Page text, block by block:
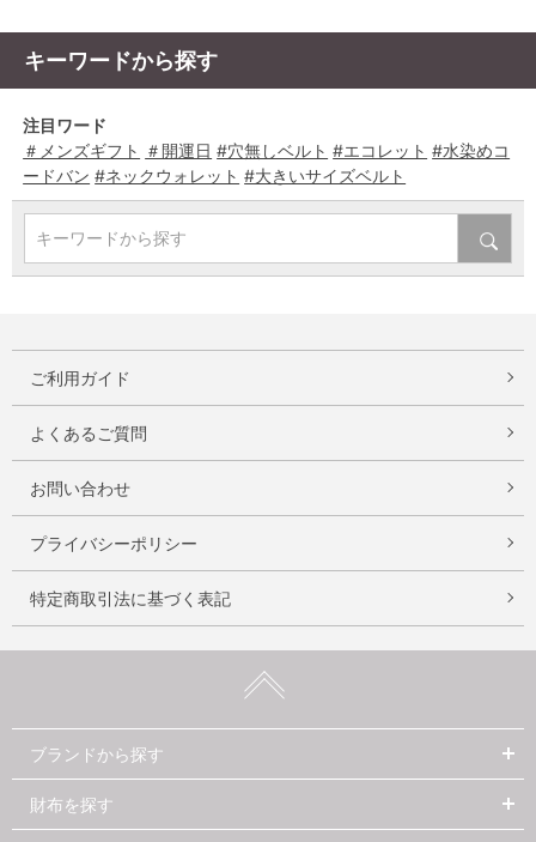
キーワードから探す
注目ワード
＃メンズギフト ＃開運日 #穴無しベルト #エコレット #水染めコ
ードバン #ネックウォレット #大きいサイズベルト
キーワードから探す
ご利用ガイド
よくあるご質問
お問い合わせ
プライバシーポリシー
特定商取引法に基づく表記
ブランドから探す
財布を探す